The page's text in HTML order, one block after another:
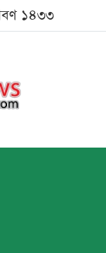
১৪৩৩